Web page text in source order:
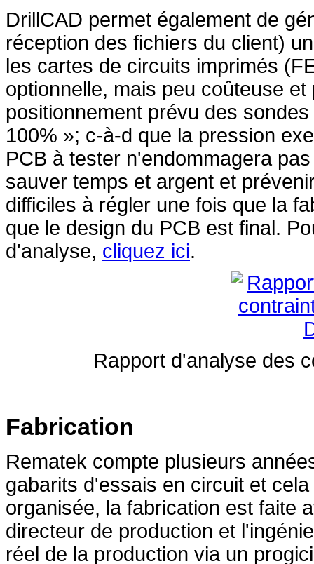
DrillCAD permet également de
réception des fichiers du client)
les cartes de circuits imprimés
optionnelle, mais peu coûteuse
positionnement prévu des
100% »; c-à-d que la pression
PCB à tester n'endommagera
sauver temps et argent et
difficiles à régler une fois que la
que le design du PCB est final.
d'analyse, cliquez ici.
Rapport d'analyse des
Fabrication
Rematek compte plusieurs
gabarits d'essais en circuit et
organisée, la fabrication est faite
directeur de production et
réel de la production via un